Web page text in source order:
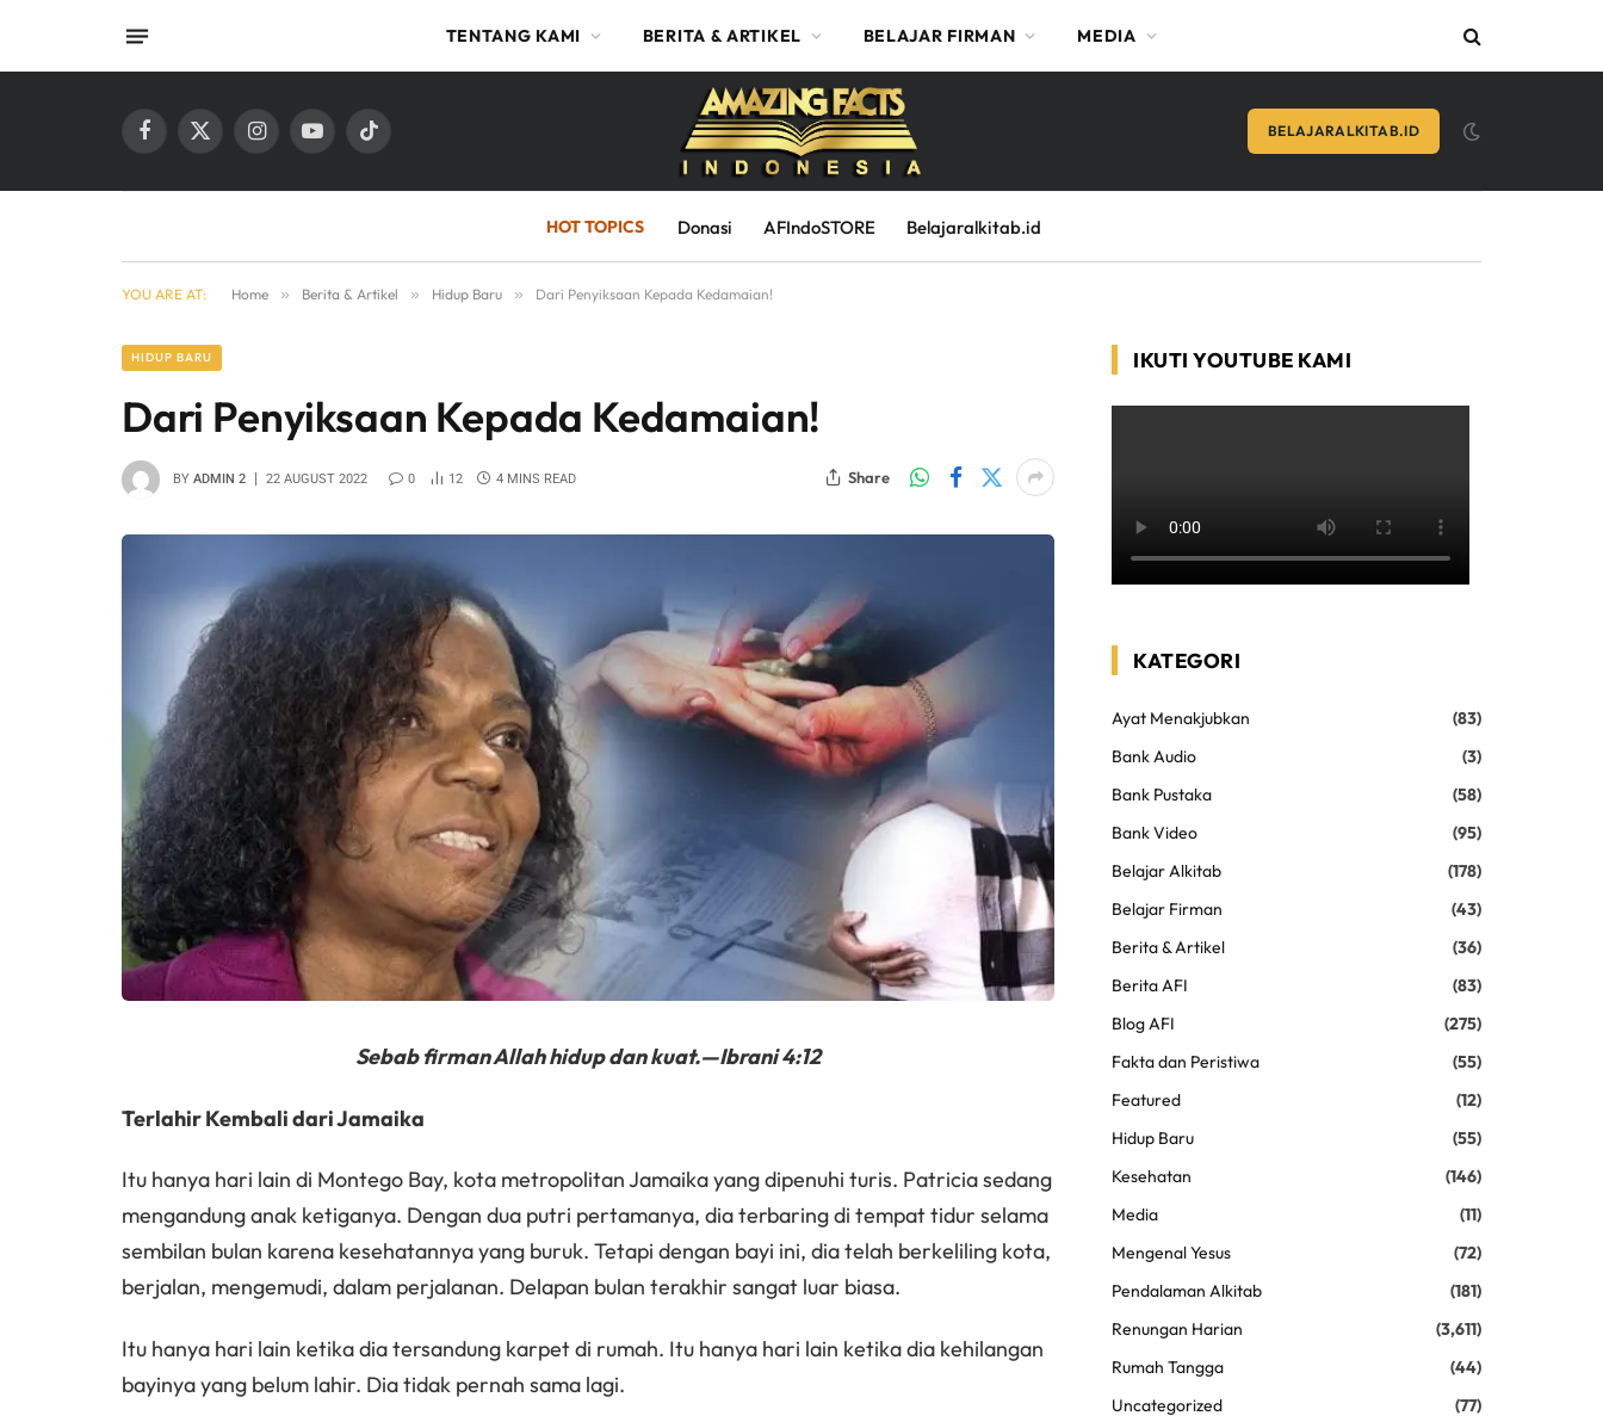
TENTANG KAMI BERITA & ARTIKEL BELAJAR FIRMAN MEDIA
Facebook
X
InstagramYouTubeTikTok BELAJARALKITAB.ID
HOT TOPICS Donasi AFIndoSTORE Belajaralkitab.id
YOU ARE AT: Home » Berita & Artikel » Hidup Baru » Dari Penyiksaan Kepada Kedamaian!
HIDUP BARU
Dari Penyiksaan Kepada Kedamaian!
BY ADMIN 2 22 AUGUST 2022 0 12 4 MINS READ Share
Sebab firman Allah hidup dan kuat.—Ibrani 4:12
Terlahir Kembali dari Jamaika
Itu hanya hari lain di Montego Bay, kota metropolitan Jamaika yang dipenuhi turis. Patricia sedang
mengandung anak ketiganya. Dengan dua putri pertamanya, dia terbaring di tempat tidur selama
sembilan bulan karena kesehatannya yang buruk. Tetapi dengan bayi ini, dia telah berkeliling kota,
berjalan, mengemudi, dalam perjalanan. Delapan bulan terakhir sangat luar biasa.
Itu hanya hari lain ketika dia tersandung karpet di rumah. Itu hanya hari lain ketika dia kehilangan
bayinya yang belum lahir. Dia tidak pernah sama lagi.
IKUTI YOUTUBE KAMI
KATEGORI
Ayat Menakjubkan
(83)
Bank Audio
(3)
Bank Pustaka
(58)
Bank Video
(95)
Belajar Alkitab
(178)
Belajar Firman
(43)
Berita & Artikel
(36)
Berita AFI
(83)
Blog AFI
(275)
Fakta dan Peristiwa
(55)
Featured
(12)
Hidup Baru
(55)
Kesehatan
(146)
Media
(11)
Mengenal Yesus
(72)
Pendalaman Alkitab
(181)
Renungan Harian
(3,611)
Rumah Tangga
(44)
Uncategorized
(77)